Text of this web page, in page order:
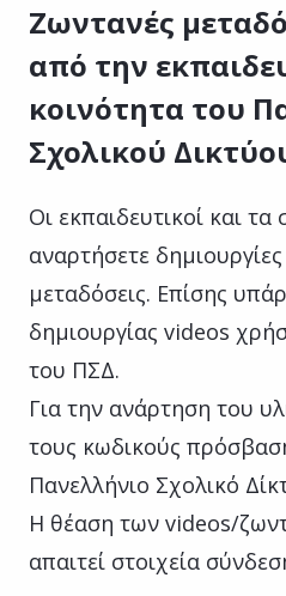
Ζωντανές
από την
κοινότητα του
Σχολικού
Οι εκπαιδευτικοί και
αναρτήσετε
μεταδόσεις. Επίσης
δημιουργίας videos
του ΠΣΔ.
Για την ανάρτηση του
τους κωδικούς
Πανελλήνιο Σχολικό
Η θέαση των videos/
απαιτεί στοιχεία